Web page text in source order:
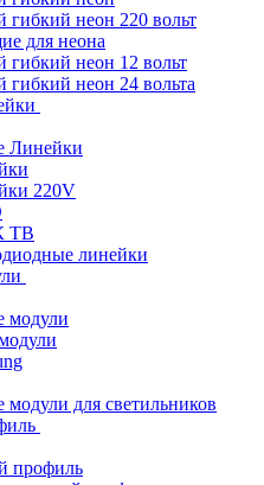
гибкий неон 220 вольт
для неона
гибкий неон 12 вольт
гибкий неон 24 вольта
Линейки
220V
ТВ
линейки
модули
для светильников
профиль